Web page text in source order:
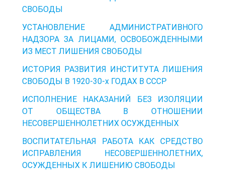
СВОБОДЫ
УСТАНОВЛЕНИЕ АДМИНИСТРАТИВНОГО
НАДЗОРА ЗА ЛИЦАМИ, ОСВОБОЖДЕННЫМИ
ИЗ МЕСТ ЛИШЕНИЯ СВОБОДЫ
ИСТОРИЯ РАЗВИТИЯ ИНСТИТУТА ЛИШЕНИЯ
СВОБОДЫ В 1920-30-х ГОДАХ В СССР
ИСПОЛНЕНИЕ НАКАЗАНИЙ БЕЗ ИЗОЛЯЦИИ
ОТ ОБЩЕСТВА В ОТНОШЕНИИ
НЕСОВЕРШЕННОЛЕТНИХ ОСУЖДЕННЫХ
ВОСПИТАТЕЛЬНАЯ РАБОТА КАК СРЕДСТВО
ИСПРАВЛЕНИЯ НЕСОВЕРШЕННОЛЕТНИХ,
ОСУЖДЕННЫХ К ЛИШЕНИЮ СВОБОДЫ